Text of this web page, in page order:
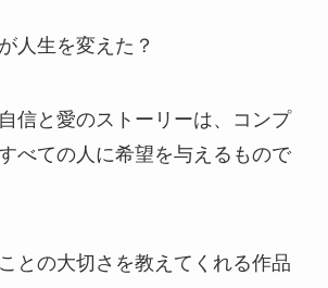
人生を変えた？
信と愛のストーリーは、コンプ
べての人に希望を与えるもので
との大切さを教えてくれる作品